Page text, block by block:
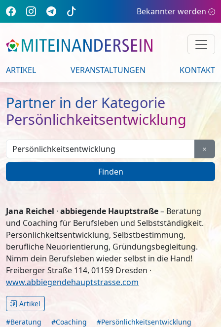
Bekannter werden
ARTIKEL VERANSTALTUNGEN KONTAKT
Partner in der Kategorie
Persönlichkeitsentwicklung
Jana Reichel · abbiegende Hauptstraße– Beratung
und Coaching für Berufsleben und Selbstständigkeit.
Persönlichkeitsentwicklung, Selbstbestimmung,
berufliche Neuorientierung, Gründungsbegleitung.
Nimm dein Berufsleben wieder selbst in die Hand!
Freiberger Straße 114, 01159 Dresden ·
www.abbiegendehauptstrasse.com
Artikel
#Beratung
#Coaching #Persönlichkeitsentwicklung